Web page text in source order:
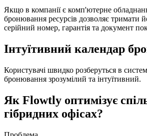
Якщо в компанії є комп'ютерне
бронювання ресурсів дозволяє тримати
серійний номер, гарантія та документ
Інтуїтивний календар
Користувачі швидко розберуться в
бронювання зрозумілий та інтуїтивний.
Як Flowtly оптимізує
гібридних офісах?